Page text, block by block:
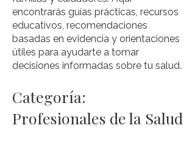
encontrarás guías prácticas, recursos
educativos, recomendaciones
basadas en evidencia y orientaciones
útiles para ayudarte a tomar
decisiones informadas sobre tu salud.
Categoría:
Profesionales de la Salud